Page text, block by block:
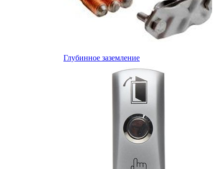
Глубинное заземление